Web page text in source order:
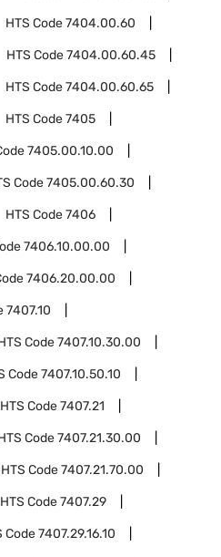
HTS Code7404.00.60
HTS Code7404.00.60.45
HTS Code7404.00.60.65
HTS Code7405
7405.00.10.00
Code7405.00.60.30
HTS Code7406
7406.10.00.00
7406.20.00.00
7407.10
Code7407.10.30.00
Code7407.10.50.10
HTS Code7407.21
Code7407.21.30.00
HTS Code7407.21.70.00
HTS Code7407.29
Code7407.29.16.10